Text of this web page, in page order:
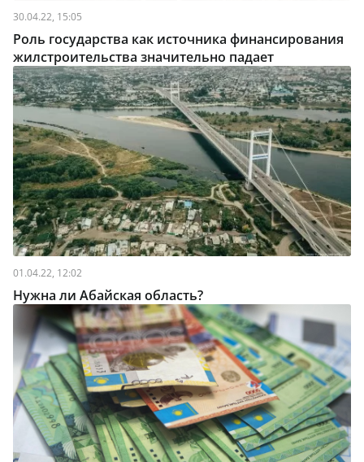
30.04.22, 15:05
Роль государства как источника финансирования
жилстроительства значительно падает
01.04.22, 12:02
Нужна ли Абайская область?